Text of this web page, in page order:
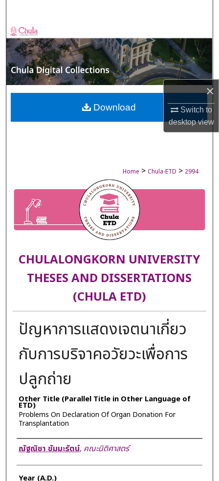
×
Switch to
desktopview
Browse Collections
My Account
About
Digital Commons Network™
Home > Chula-ETD > 2994
CHULALONGKORN UNIVERSITY
THESES AND DISSERTATIONS
(CHULA ETD)
ปัญหาการแสดงเจตนาเกี่ยว
กับการบริจาคอวัยวะเพื่อการ
ปลูกถ่าย
Other Title (Parallel Title in Other Language of
ETD)
Problems On Declaration Of Organ Donation For
Transplantation
Author
ณัฐณิชา ขัมมะรัตน์, คณะนิติศาสตร์
Year (A.D.)
Download